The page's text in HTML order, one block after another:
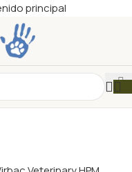
principal